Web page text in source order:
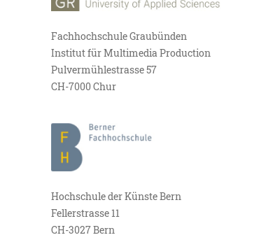
Fachhochschule Graubünden
Institut für Multimedia Production
Pulvermühlestrasse 57
CH-7000 Chur
Hochschule der Künste Bern
Fellerstrasse 11
CH-3027 Bern